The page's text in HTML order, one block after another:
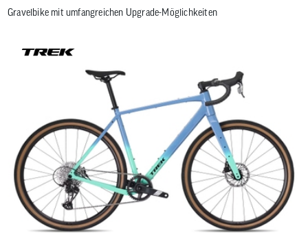
zu
gelangen.
Benutzer
von
können
Touch-
und
Gravelbike mit umfangreichen Upgrade-Möglichkeiten